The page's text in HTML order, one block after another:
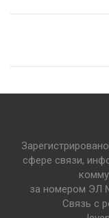
сфере связи,
за номером ЭЛ
Связь с